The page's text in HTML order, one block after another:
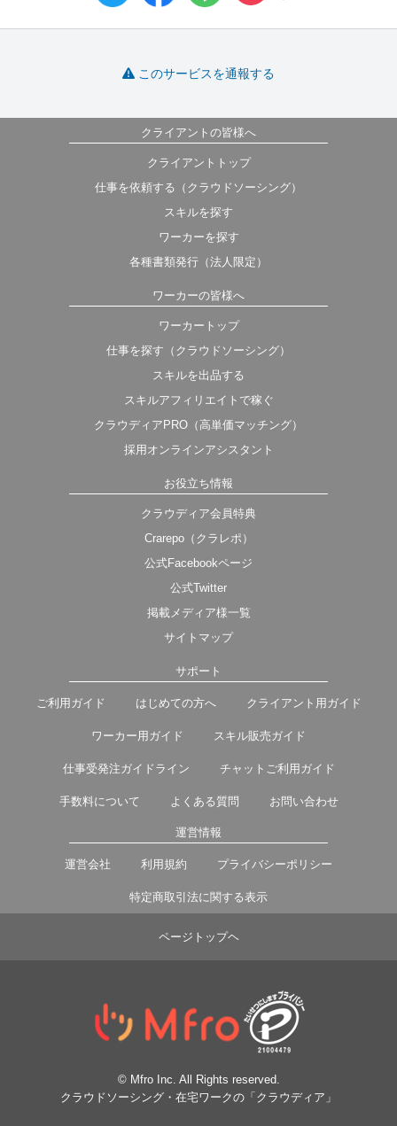
このサービスを通報する
クライアントの皆様へ
クライアントトップ
仕事を依頼する（クラウドソーシング）
スキルを探す
ワーカーを探す
各種書類発行（法人限定）
ワーカーの皆様へ
ワーカートップ
仕事を探す（クラウドソーシング）
スキルを出品する
スキルアフィリエイトで稼ぐ
クラウディアPRO（高単価マッチング）
採用オンラインアシスタント
お役立ち情報
クラウディア会員特典
Crarepo（クラレポ）
公式Facebookページ
公式Twitter
掲載メディア様一覧
サイトマップ
サポート
ご利用ガイド はじめての方へ クライアント用ガイド
ワーカー用ガイド スキル販売ガイド
仕事受発注ガイドライン チャットご利用ガイド
手数料について よくある質問 お問い合わせ
運営情報
運営会社 利用規約 プライバシーポリシー
特定商取引法に関する表示
ページトップヘ
© Mfro Inc. All Rights reserved.
クラウドソーシング・在宅ワークの「クラウディア」